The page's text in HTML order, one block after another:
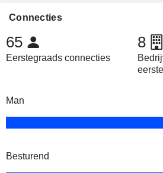
Connecties
65
Eerstegraads connecties
8
Man
Besturend